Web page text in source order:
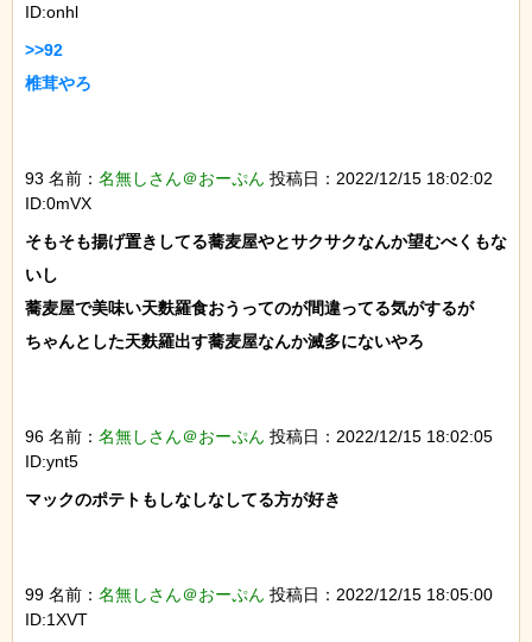
ID:onhl
>>92
椎茸やろ
93 名前： 名無しさん＠おーぷん 投稿日：2022/12/15 18:02:02
ID:0mVX
そもそも揚げ置きしてる蕎麦屋やとサクサクなんか望むべくもな
いし
蕎麦屋で美味い天麩羅食おうってのが間違ってる気がするが
ちゃんとした天麩羅出す蕎麦屋なんか滅多にないやろ
96 名前： 名無しさん＠おーぷん 投稿日：2022/12/15 18:02:05
ID:ynt5
マックのポテトもしなしなしてる方が好き
99 名前： 名無しさん＠おーぷん 投稿日：2022/12/15 18:05:00
ID:1XVT